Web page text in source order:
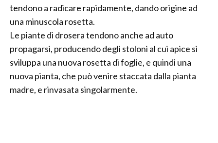
tendono a radicare rapidamente, dando origine ad
una minuscola rosetta.
Le piante di drosera tendono anche ad auto
propagarsi, producendo degli stoloni al cui apice si
sviluppa una nuova rosetta di foglie, e quindi una
nuova pianta, che può venire staccata dalla pianta
madre, e rinvasata singolarmente.